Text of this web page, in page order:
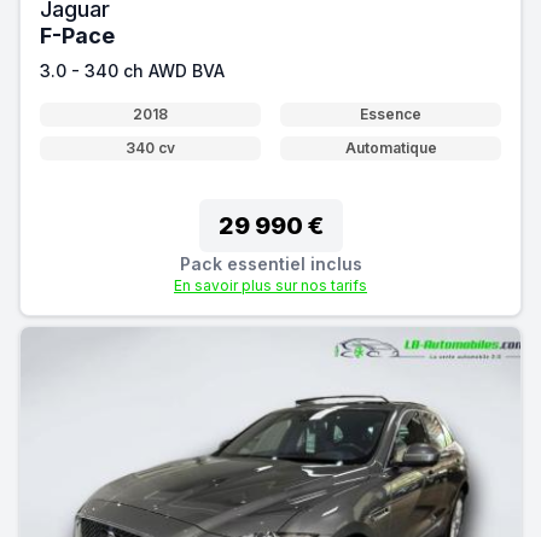
Jaguar
F-Pace
3.0 - 340 ch AWD BVA
2018
Essence
340 cv
Automatique
29 990 €
Pack essentiel inclus
En savoir plus sur nos tarifs